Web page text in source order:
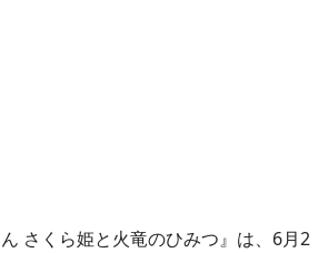
さくら姫と火竜のひみつ』は、6月2